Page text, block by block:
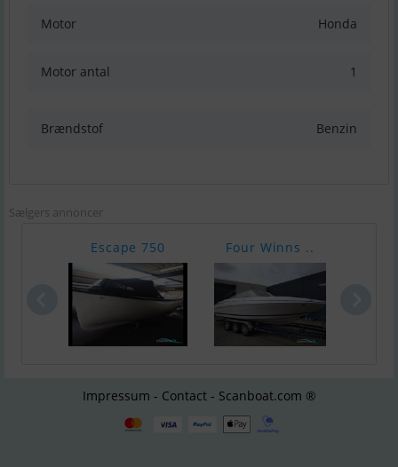
Motor Honda
Motor antal 1
Brændstof Benzin
Sælgers annoncer
Escape 750 Four Winns ..
Impressum - Contact - Scanboat.com ®